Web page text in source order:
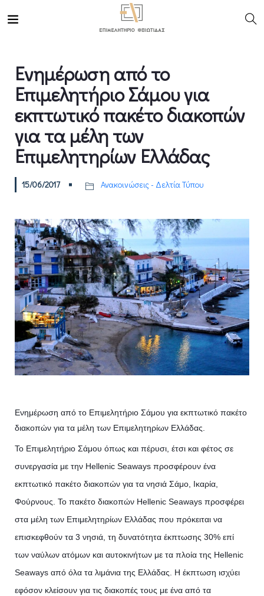
Ενημέρωση από το
Επιμελητήριο Σάμου για
εκπτωτικό πακέτο διακοπών
για τα μέλη των
Επιμελητηρίων Ελλάδας
15/06/2017 Ανακοινώσεις - Δελτία Τύπου
Ενημέρωση από το Επιμελητήριο Σάμου για εκπτωτικό πακέτο
διακοπών για τα μέλη των Επιμελητηρίων Ελλάδας.
Το Επιμελητήριο Σάμου όπως και πέρυσι, έτσι και φέτος σε
συνεργασία με την Hellenic Seaways προσφέρουν ένα
εκπτωτικό πακέτο διακοπών για τα νησιά Σάμο, Ικαρία,
Φούρνους. Το πακέτο διακοπών Hellenic Seaways προσφέρει
στα μέλη των Επιμελητηρίων Ελλάδας που πρόκειται να
επισκεφθούν τα 3 νησιά, τη δυνατότητα έκπτωσης 30% επί
των ναύλων ατόμων και αυτοκινήτων με τα πλοία της Hellenic
Seaways από όλα τα λιμάνια της Ελλάδας. Η έκπτωση ισχύει
εφόσον κλείσουν για τις διακοπές τους με ένα από τα